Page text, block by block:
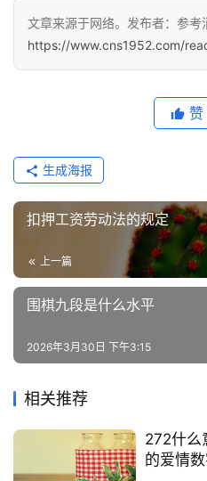
讯
更
文章来源于网络。发布者：参考
https://www.cns1952.com/
赞
生成海报
扣押工资劳动法的规定
上一篇
围棋九段是什么水平
2026年3月30日 下午3:15
相关推荐
272什么
的爱情